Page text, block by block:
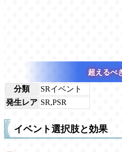
超えるべ
分類
SRイベント
発生レア SR,PSR
イベント選択肢と効果